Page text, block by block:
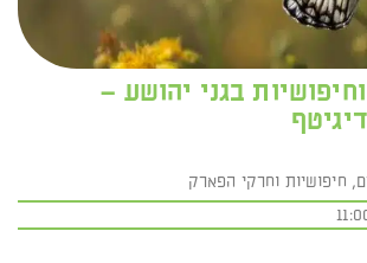
בגני יהושע –
חיפושיות וחרקי הפארק